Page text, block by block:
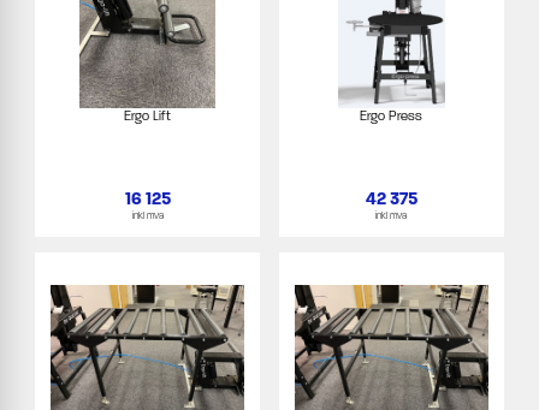
Ergo Lift
16 125
inkl mva
Ergo Press
42 375
inkl mva